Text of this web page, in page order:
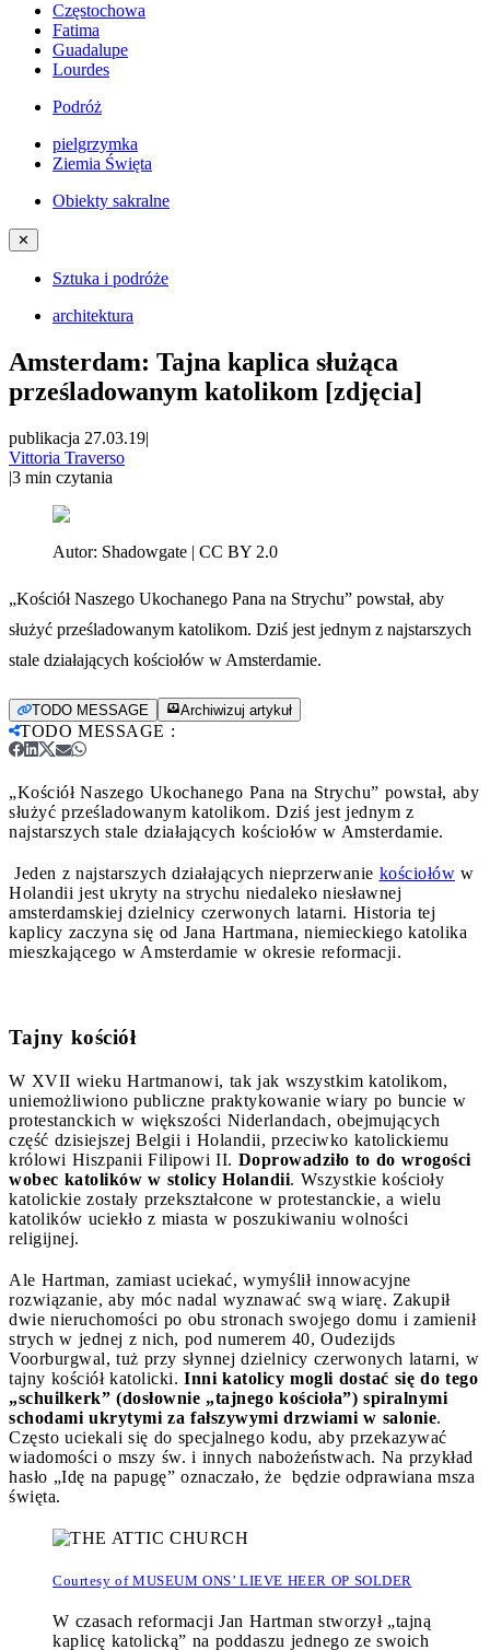
Częstochowa
Fatima
Guadalupe
Lourdes
Podróż
pielgrzymka
Ziemia Święta
Obiekty sakralne
✕
Sztuka i podróże
architektura
Amsterdam: Tajna kaplica służąca
prześladowanym katolikom [zdjęcia]
publikacja 27.03.19|
Vittoria Traverso
|3 min czytania
Autor: Shadowgate | CC BY 2.0
„Kościół Naszego Ukochanego Pana na Strychu” powstał, aby
służyć prześladowanym katolikom. Dziś jest jednym z najstarszych
stale działających kościołów w Amsterdamie.
TODO MESSAGE Archiwizuj artykuł
TODO MESSAGE :
„Kościół Naszego Ukochanego Pana na Strychu” powstał, aby
służyć prześladowanym katolikom. Dziś jest jednym z
najstarszych stale działających kościołów w Amsterdamie.
Jeden z najstarszych działających nieprzerwanie kościołów w
Holandii jest ukryty na strychu niedaleko niesławnej
amsterdamskiej dzielnicy czerwonych latarni. Historia tej
kaplicy zaczyna się od Jana Hartmana, niemieckiego katolika
mieszkającego w Amsterdamie w okresie reformacji.
Tajny kościół
W XVII wieku Hartmanowi, tak jak wszystkim katolikom,
uniemożliwiono publiczne praktykowanie wiary po buncie w
protestanckich w większości Niderlandach, obejmujących
część dzisiejszej Belgii i Holandii, przeciwko katolickiemu
królowi Hiszpanii Filipowi II. Doprowadziło to do wrogości
wobec katolików w stolicy Holandii. Wszystkie kościoły
katolickie zostały przekształcone w protestanckie, a wielu
katolików uciekło z miasta w poszukiwaniu wolności
religijnej.
Ale Hartman, zamiast uciekać, wymyślił innowacyjne
rozwiązanie, aby móc nadal wyznawać swą wiarę. Zakupił
dwie nieruchomości po obu stronach swojego domu i zamienił
strych w jednej z nich, pod numerem 40, Oudezijds
Voorburgwal, tuż przy słynnej dzielnicy czerwonych latarni, w
tajny kościół katolicki. Inni katolicy mogli dostać się do tego
„schuilkerk” (dosłownie „tajnego kościoła”) spiralnymi
schodami ukrytymi za fałszywymi drzwiami w salonie.
Często uciekali się do specjalnego kodu, aby przekazywać
wiadomości o mszy św. i innych nabożeństwach. Na przykład
hasło „Idę na papugę” oznaczało, że będzie odprawiana msza
święta.
Courtesy of MUSEUM ONS’ LIEVE HEER OP SOLDER
W czasach reformacji Jan Hartman stworzył „tajną
kaplicę katolicką” na poddaszu jednego ze swoich